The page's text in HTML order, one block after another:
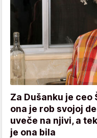
Za Dušanku je ceo
ona je rob svojoj
uveče na njivi, a
je ona bila